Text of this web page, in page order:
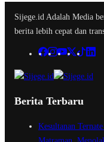
Sijege.id Adalah Media
berita lebih cepat dan
Berita Terbaru
Kesultanan
Matraman,